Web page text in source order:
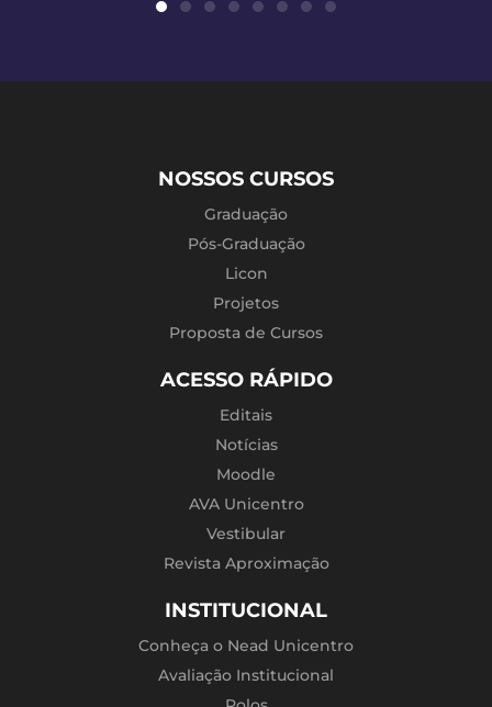
NOSSOS CURSOS
Graduação
Pós-Graduação
Licon
Projetos
Proposta de Cursos
ACESSO RÁPIDO
Editais
Notícias
Moodle
AVA Unicentro
Vestibular
Revista Aproximação
INSTITUCIONAL
Conheça o Nead Unicentro
Avaliação Institucional